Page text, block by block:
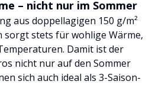
– nicht nur im Sommer
aus doppellagigen 150 g/m²
sorgt stets für wohlige Wärme,
Damit ist der
nicht nur auf den Sommer
sich auch ideal als 3-Saison-